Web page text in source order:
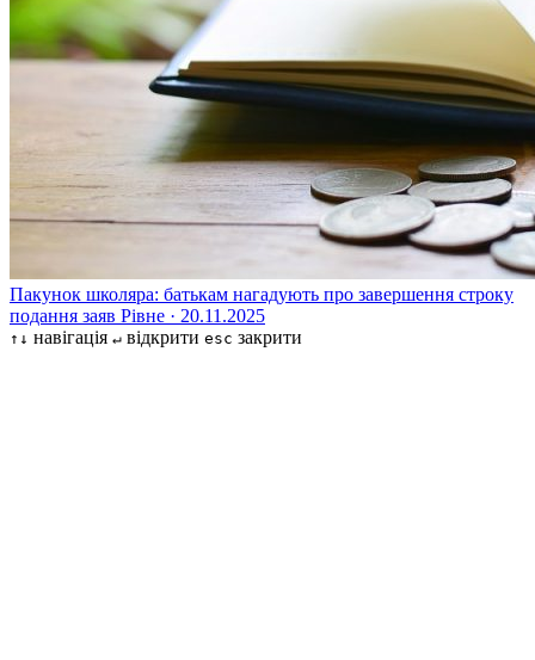
Пакунок школяра: батькам нагадують про завершення строку
подання заяв Рівне · 20.11.2025
↑↓ навігація ↵ відкрити esc закрити